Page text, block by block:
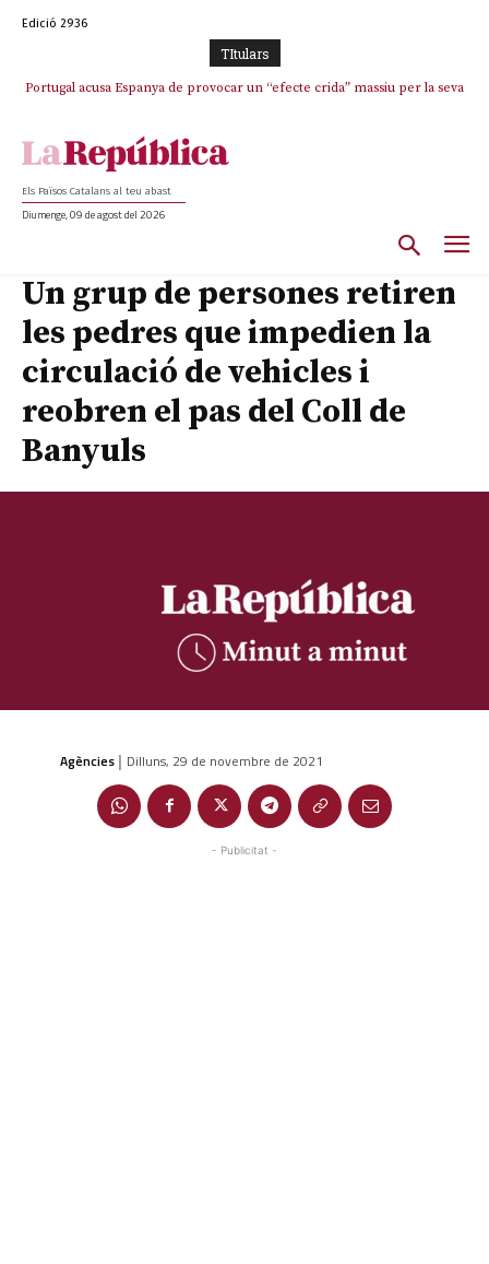
Edició 2936
TItulars
Portugal acusa Espanya de provocar un “efecte crida” massiu per la seva
Els Països Catalans al teu abast
Diumenge, 09 de agost del 2026
Un grup de persones retiren
les pedres que impedien la
circulació de vehicles i
reobren el pas del Coll de
Banyuls
Agències | Dilluns, 29 de novembre de 2021
- Publicitat -